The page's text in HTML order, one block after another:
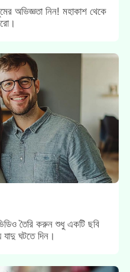
অভিজ্ঞতা নিন! মহাকাশ থেকে
তৈরি করুন শুধু একটি ছবি
ঘটতে দিন।